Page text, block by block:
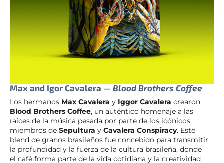
Max and Igor Cavalera — Blood Brothers Coffee
Los hermanos Max Cavalera y Iggor Cavalera crearon
Blood Brothers Coffee, un auténtico homenaje a las
raíces de la música pesada por parte de los icónicos
miembros de Sepultura y Cavalera Conspiracy. Este
blend de granos brasileños fue concebido para transmitir
la profundidad y la fuerza de la cultura brasileña, donde
el café forma parte de la vida cotidiana y la creatividad